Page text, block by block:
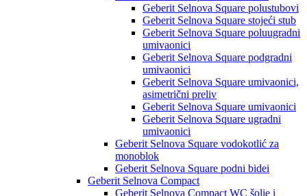
Geberit Selnova Square polustubovi
Geberit Selnova Square stojeći stub
Geberit Selnova Square poluugradni
umivaonici
Geberit Selnova Square podgradni
umivaonici
Geberit Selnova Square umivaonici,
asimetrični preliv
Geberit Selnova Square umivaonici
Geberit Selnova Square ugradni
umivaonici
Geberit Selnova Square vodokotlić za
monoblok
Geberit Selnova Square podni bidei
Geberit Selnova Compact
Geberit Selnova Compact WC šolje i